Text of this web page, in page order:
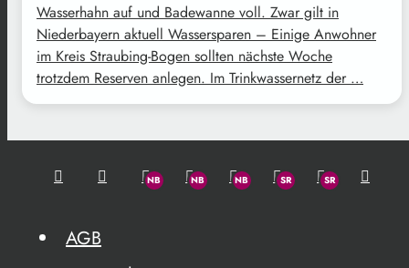
Wasserhahn auf und Badewanne voll. Zwar gilt in
Niederbayern aktuell Wassersparen – Einige Anwohner
im Kreis Straubing-Bogen sollten nächste Woche
trotzdem Reserven anlegen. Im Trinkwassernetz der …
AGB